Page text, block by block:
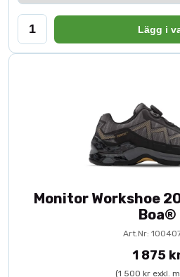
Lägg i
Monitor Workshoe
Boa®
Art.Nr:
1 875
(1 500 kr exkl.